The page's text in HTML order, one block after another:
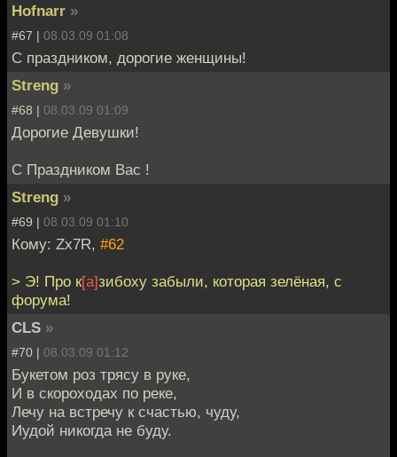
Hofnarr »
#67 | 08.03.09 01:08
С праздником, дорогие женщины!
Streng »
#68 | 08.03.09 01:09
Дорогие Девушки!
С Праздником Вас !
Streng »
#69 | 08.03.09 01:10
Кому: Zx7R, #62
> Э! Про к[а]зибоху забыли, которая зелёная, с
форума!
CLS »
#70 | 08.03.09 01:12
Букетом роз трясу в руке,
И в скороходах по реке,
Лечу на встречу к счастью, чуду,
Иудой никогда не буду.